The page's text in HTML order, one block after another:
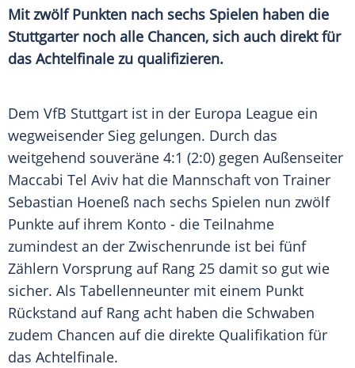
Mit zwölf Punkten nach sechs Spielen haben die
Stuttgarter noch alle Chancen, sich auch direkt für
das Achtelfinale zu qualifizieren.
Dem VfB Stuttgart ist in der Europa League ein
wegweisender Sieg gelungen. Durch das
weitgehend souveräne 4:1 (2:0) gegen Außenseiter
Maccabi Tel Aviv hat die Mannschaft von Trainer
Sebastian Hoeneß nach sechs Spielen nun zwölf
Punkte auf ihrem Konto - die Teilnahme
zumindest an der Zwischenrunde ist bei fünf
Zählern Vorsprung auf Rang 25 damit so gut wie
sicher. Als Tabellenneunter mit einem Punkt
Rückstand auf Rang acht haben die Schwaben
zudem Chancen auf die direkte Qualifikation für
das Achtelfinale.